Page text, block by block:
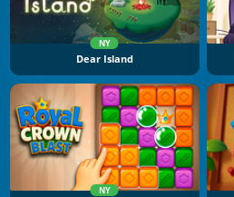
NY
Dear Island
NY